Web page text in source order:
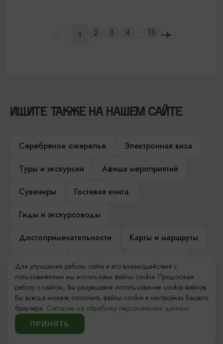
1 2 3 4 ... 13
ИЩИТЕ ТАКЖЕ НА НАШЕМ САЙТЕ
Серебряное ожерелье
Электронная виза
Туры и экскурсии
Афиша мероприятий
Сувениры
Гостевая книга
Гиды и экскурсоводы
Достопримечательности
Карты и маршруты
Компас Балтийской кухни
Настоящий Калининградец
Музеи
Для улучшения работы сайта и его взаимодействия с
пользователями мы используем файлы cookie. Продолжая
работу с сайтом, Вы разрешаете использование cookie-файлов.
Вы всегда можете отключить файлы cookie в настройках Вашего
браузера. Согласие на обработку персональных данных.
ПРИНЯТЬ